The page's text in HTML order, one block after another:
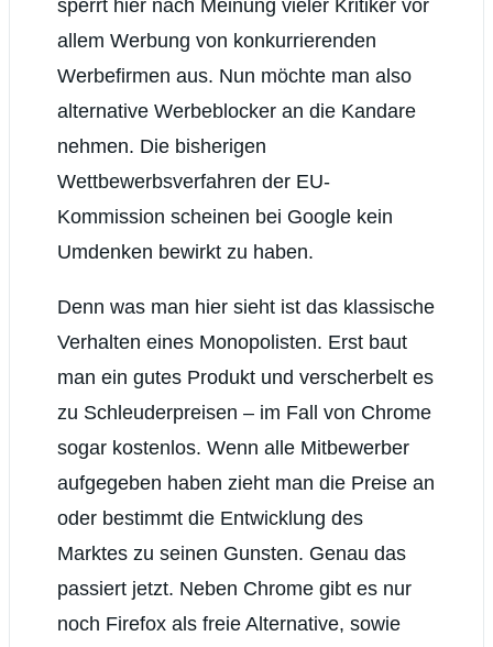
sperrt hier nach Meinung vieler Kritiker vor
allem Werbung von konkurrierenden
Werbefirmen aus. Nun möchte man also
alternative Werbeblocker an die Kandare
nehmen. Die bisherigen
Wettbewerbsverfahren der EU-
Kommission scheinen bei Google kein
Umdenken bewirkt zu haben.
Denn was man hier sieht ist das klassische
Verhalten eines Monopolisten. Erst baut
man ein gutes Produkt und verscherbelt es
zu Schleuderpreisen – im Fall von Chrome
sogar kostenlos. Wenn alle Mitbewerber
aufgegeben haben zieht man die Preise an
oder bestimmt die Entwicklung des
Marktes zu seinen Gunsten. Genau das
passiert jetzt. Neben Chrome gibt es nur
noch Firefox als freie Alternative, sowie